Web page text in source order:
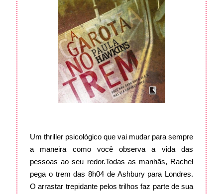
Um thriller psicológico que vai mudar para sempre
a maneira como você observa a vida das
pessoas ao seu redor.Todas as manhãs, Rachel
pega o trem das 8h04 de Ashbury para Londres.
O arrastar trepidante pelos trilhos faz parte de sua